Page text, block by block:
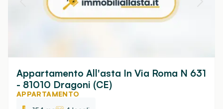
Appartamento All'asta In Via Roma N 631
- 81010 Dragoni (CE)
APPARTAMENTO